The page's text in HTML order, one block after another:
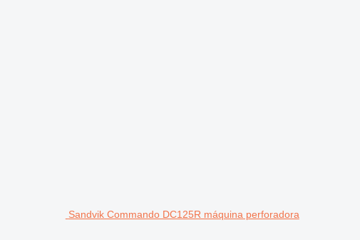
Sandvik Commando DC125R máquina perforadora